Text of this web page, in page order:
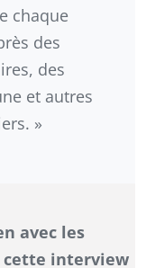
chaque
des
des
et autres
»
avec les
cette interview